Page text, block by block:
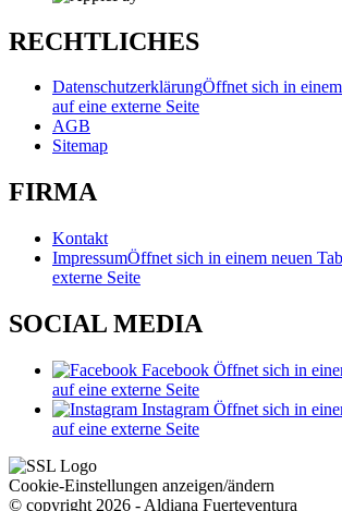
RECHTLICHES
DatenschutzerklärungÖffnet sich in
auf eine externe Seite
AGB
Sitemap
FIRMA
Kontakt
ImpressumÖffnet sich in einem neuen Tab
externe Seite
SOCIAL MEDIA
Facebook Öffnet sich in
auf eine externe Seite
Instagram Öffnet sich in
auf eine externe Seite
Cookie-Einstellungen anzeigen/ändern
© copyright 2026 - Aldiana Fuerteventura